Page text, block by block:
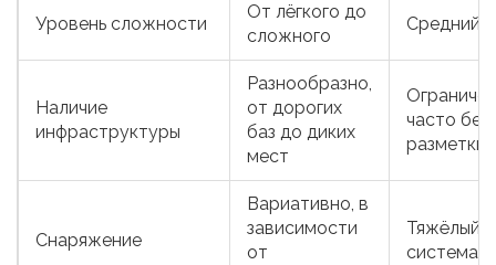
Уровень сложности
От лёгкого до
сложного
Наличие
инфраструктуры
Разнообразно,
от дорогих
баз до диких
мест
часто без
разметки
Снаряжение
Вариативно, в
зависимости
от
Тяжёлый
система